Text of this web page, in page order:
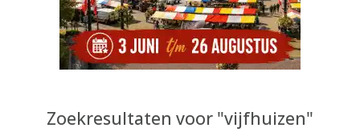
Zoekresultaten voor "vijfhuizen"